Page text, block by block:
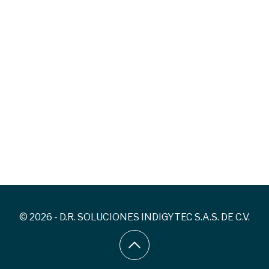
© 2026 - D.R. SOLUCIONES INDIGYTEC S.A.S. DE C.V.